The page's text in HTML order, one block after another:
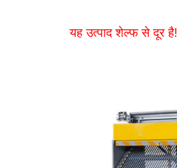
यह उत्पाद शेल्फ से दूर है!